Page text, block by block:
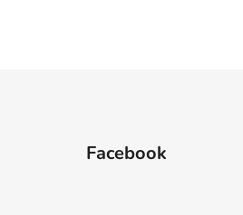
Facebook